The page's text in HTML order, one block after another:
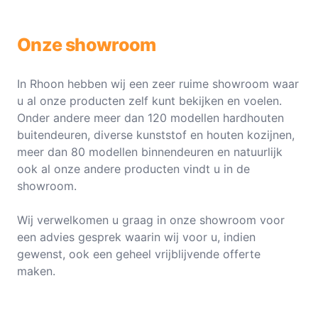
Onze showroom
In Rhoon hebben wij een zeer ruime showroom waar
u al onze producten zelf kunt bekijken en voelen.
Onder andere meer dan 120 modellen hardhouten
buitendeuren, diverse kunststof en houten kozijnen,
meer dan 80 modellen binnendeuren en natuurlijk
ook al onze andere producten vindt u in de
showroom.
Wij verwelkomen u graag in onze showroom voor
een advies gesprek waarin wij voor u, indien
gewenst, ook een geheel vrijblijvende offerte
maken.